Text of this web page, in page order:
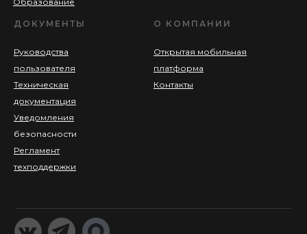
ДОКУМЕНТЫ
Руководства
пользователя
Техническая
документация
Уведомления
безопасности
Регламент
техподдержки
Открытая мобильная
платформа
Контакты
О КОМПАНИИ